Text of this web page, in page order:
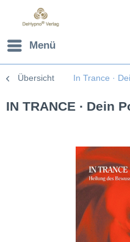
Menü
Übersicht In Trance ·
IN TRANCE ∙ Dein